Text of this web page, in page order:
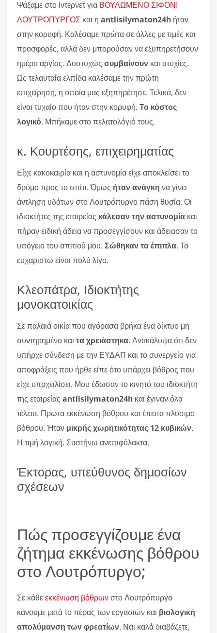
Ψάξαμε στο ίντερνετ για ΒΟΥΛΩΜΕΝΟ ΣΙΦΟΝΙ
ΛΟΥΤΡΟΠΥΡΓΟΣ και η antlisilymaton24h ήταν
στην κορυφή. Καλέσαμε πρώτα σε άλλες με τιμές και
προσφορές, αλλά δεν μπορούσαν να εξυπηρετήσουν
ημέρα αργίας. Δυστυχώς συμβαίνουν και ατυχίες.
Ως τελαυταία ελπίδα καλέσαμε την πρώτη
επιχείρηση, η οποία μας εξηπηρέτησε. Τελικά, δεν
είναι τυχαίο που ήταν στην κορυφή. Το κόστος
λογικό. Μπήκαμε στο πελατολόγιό τους.
κ. Κουρτέσης, επιχειρηματίας
Είχε κακοκαιρία και η αστυνομία είχε αποκλείσει το
δρόμο προς το σπίτι. Όμως ήταν ανάγκη να γίνει
άντληση υδάτων στο Λουτρόπυργο πάση θυσία. Οι
ιδιοκτήτες της εταιρείας κάλεσαν την αστυνομία και
πήραν ειδική άδεια να προσεγγίσουν και άδειασαν το
υπόγειο του σπιτιού μου. Σώθηκαν τα έπιπλα. Το
ευχαριστώ είναι πολύ λίγο.
Κλεοπάτρα, Ιδιοκτήτης
μονοκατοικίας
Σε παλαιά οικία που αγόρασα βρήκα ένα δίκτυο μη
συντηρημένο και τα χρειάστηκα. Ανακάλυψα ότι δεν
υπήρχε σύνδεση με την ΕΥΔΑΠ και το συνεργείο για
αποφράξεις που ήρθε είπε ότο υπάρχει βόθρος που
είχε υπρχειλίσει. Μου έδωσαν το κινητό του ιδιοκτήτη
της εταιρείας antlisilymaton24h και έγιναν όλα
τέλεια. Πρώτα εκκένωση βόθρου και έπειτα πλύσιμο
βόθρου. Ήταν μικρής χωρητικότητας 12 κυβικών.
Η τιμή λογική. Συστήνω ανεπιφύλακτα.
Έκτορας, υπεύθυνος δημοσίων
σχέσεων
Πώς προσεγγίζουμε ένα
ζήτημα εκκένωσης βόθρου
στο Λουτρόπυργο;
Σε κάθεεκκένωση βόθρωνστο Λουτρόπυργο
κάνουμε μετά το πέρας των εργασιών και βιολογική
απολύμανση των φρεατίων. Ναι καλά διαβάζετε,